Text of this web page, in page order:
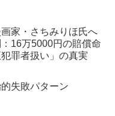
画家・さちみりほ氏へ
16万5000円の賠償命
罪者扱い」の真実
失敗パターン